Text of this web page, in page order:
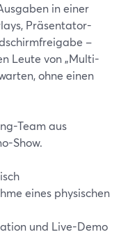
in einer
Präsentator-
–
Leute von „Multi-
ohne einen
Team aus
Show.
eines physischen
und Live-Demo